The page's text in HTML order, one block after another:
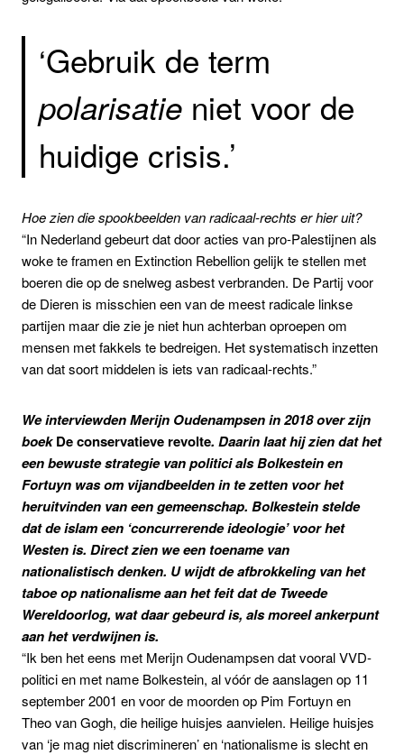
‘Gebruik de term
polarisatie niet voor de
huidige crisis.’
Hoe zien die spookbeelden van radicaal-rechts er hier uit?
“In Nederland gebeurt dat door acties van pro-Palestijnen als
woke te framen en Extinction Rebellion gelijk te stellen met
boeren die op de snelweg asbest verbranden. De Partij voor
de Dieren is misschien een van de meest radicale linkse
partijen maar die zie je niet hun achterban oproepen om
mensen met fakkels te bedreigen. Het systematisch inzetten
van dat soort middelen is iets van radicaal-rechts.”
We interviewden Merijn Oudenampsen in 2018 over zijn
boekDe conservatieve revolte. Daarin laat hij zien dat het
een bewuste strategie van politici als Bolkestein en
Fortuyn was om vijandbeelden in te zetten voor het
heruitvinden van een gemeenschap. Bolkestein stelde
dat de islam een ‘concurrerende ideologie’ voor het
Westen is. Direct zien we een toename van
nationalistisch denken. U wijdtde afbrokkeling van het
taboe op nationalisme aan het feit dat de Tweede
Wereldoorlog, wat daar gebeurd is, als moreel ankerpunt
aan het verdwijnen is.
“Ik ben het eens met Merijn Oudenampsen dat vooral VVD-
politici en met name Bolkestein, al vóór de aanslagen op 11
september 2001 en voor de moorden op Pim Fortuyn en
Theo van Gogh, die heilige huisjes aanvielen. Heilige huisjes
van ‘je mag niet discrimineren’ en ‘nationalisme is slecht en